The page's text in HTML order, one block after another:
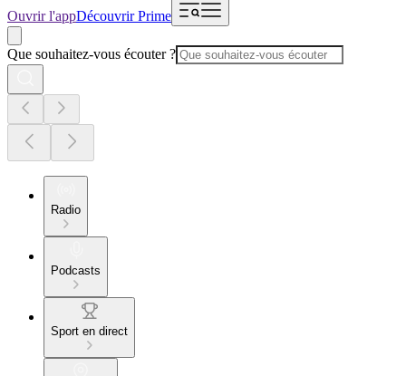
Ouvrir l'appDécouvrir Prime
Que souhaitez-vous écouter ?
Radio
Podcasts
Sport en direct